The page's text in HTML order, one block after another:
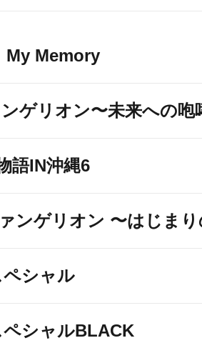
My Memory
ゲリオン〜未来への咆
語IN沖縄6
ンゲリオン 〜はじま
ペシャル
ペシャルBLACK